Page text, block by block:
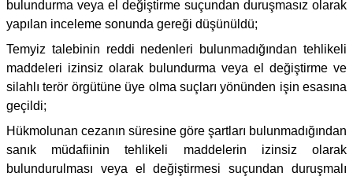
bulundurma veya el değiştirme suçundan duruşmasız olarak
yapılan inceleme sonunda gereği düşünüldü;
Temyiz talebinin reddi nedenleri bulunmadığından tehlikeli
maddeleri izinsiz olarak bulundurma veya el değiştirme ve
silahlı terör örgütüne üye olma suçları yönünden işin esasına
geçildi;
Hükmolunan cezanın süresine göre şartları bulunmadığından
sanık müdafiinin tehlikeli maddelerin izinsiz olarak
bulundurulması veya el değiştirmesi suçundan duruşmalı